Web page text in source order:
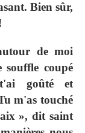
Bien sûr,
de moi
coupé
goûté et
m'as touché
», dit saint